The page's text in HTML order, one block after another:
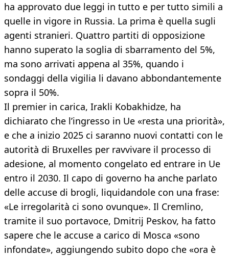
ha approvato due leggi in tutto e per tutto simili a
quelle in vigore in Russia. La prima è quella sugli
agenti stranieri. Quattro partiti di opposizione
hanno superato la soglia di sbarramento del 5%,
ma sono arrivati appena al 35%, quando i
sondaggi della vigilia li davano abbondantemente
sopra il 50%.
Il premier in carica, Irakli Kobakhidze, ha
dichiarato che l’ingresso in Ue «resta una priorità»,
e che a inizio 2025 ci saranno nuovi contatti con le
autorità di Bruxelles per ravvivare il processo di
adesione, al momento congelato ed entrare in Ue
entro il 2030. Il capo di governo ha anche parlato
delle accuse di brogli, liquidandole con una frase:
«Le irregolarità ci sono ovunque». Il Cremlino,
tramite il suo portavoce, Dmitrij Peskov, ha fatto
sapere che le accuse a carico di Mosca «sono
infondate», aggiungendo subito dopo che «ora è